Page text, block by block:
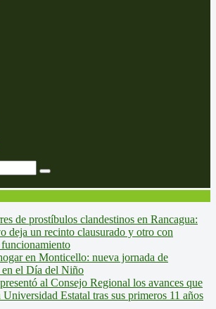
de prostíbulos clandestinos en Rancagua:
deja un recinto clausurado y otro con
en Monticello: nueva jornada de
el Día del Niño
al Consejo Regional los avances que
Estatal tras sus primeros 11 años